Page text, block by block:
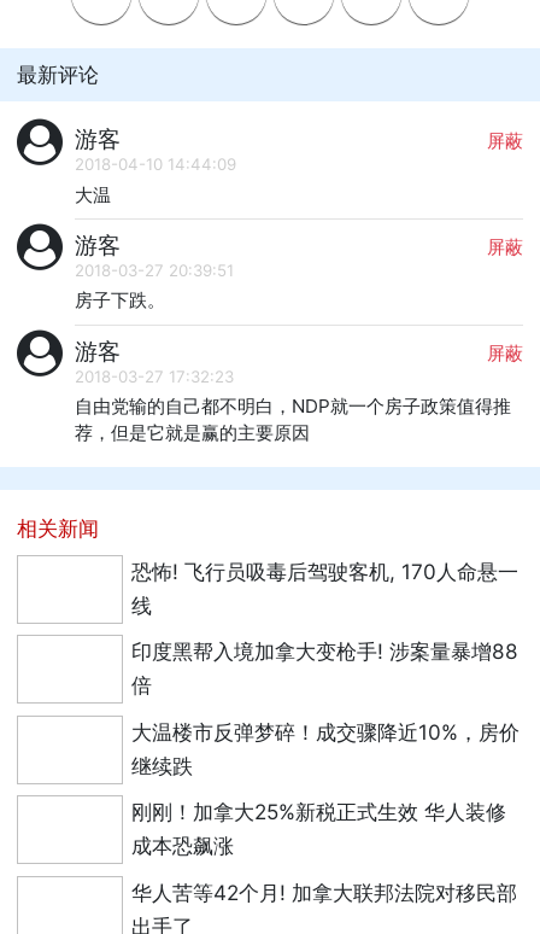
最新评论
游客 屏蔽
2018-04-10 14:44:09
大温
游客 屏蔽
2018-03-27 20:39:51
房子下跌。
游客 屏蔽
2018-03-27 17:32:23
自由党输的自己都不明白，NDP就一个房子政策值得推
荐，但是它就是赢的主要原因
相关新闻
恐怖! 飞行员吸毒后驾驶客机, 170人命悬一
线
印度黑帮入境加拿大变枪手! 涉案量暴增88
倍
大温楼市反弹梦碎！成交骤降近10%，房价
继续跌
刚刚！加拿大25%新税正式生效 华人装修
成本恐飙涨
华人苦等42个月! 加拿大联邦法院对移民部
出手了